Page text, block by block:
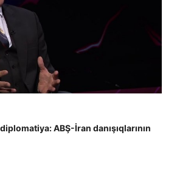
ABŞ-İran danışıqlarının